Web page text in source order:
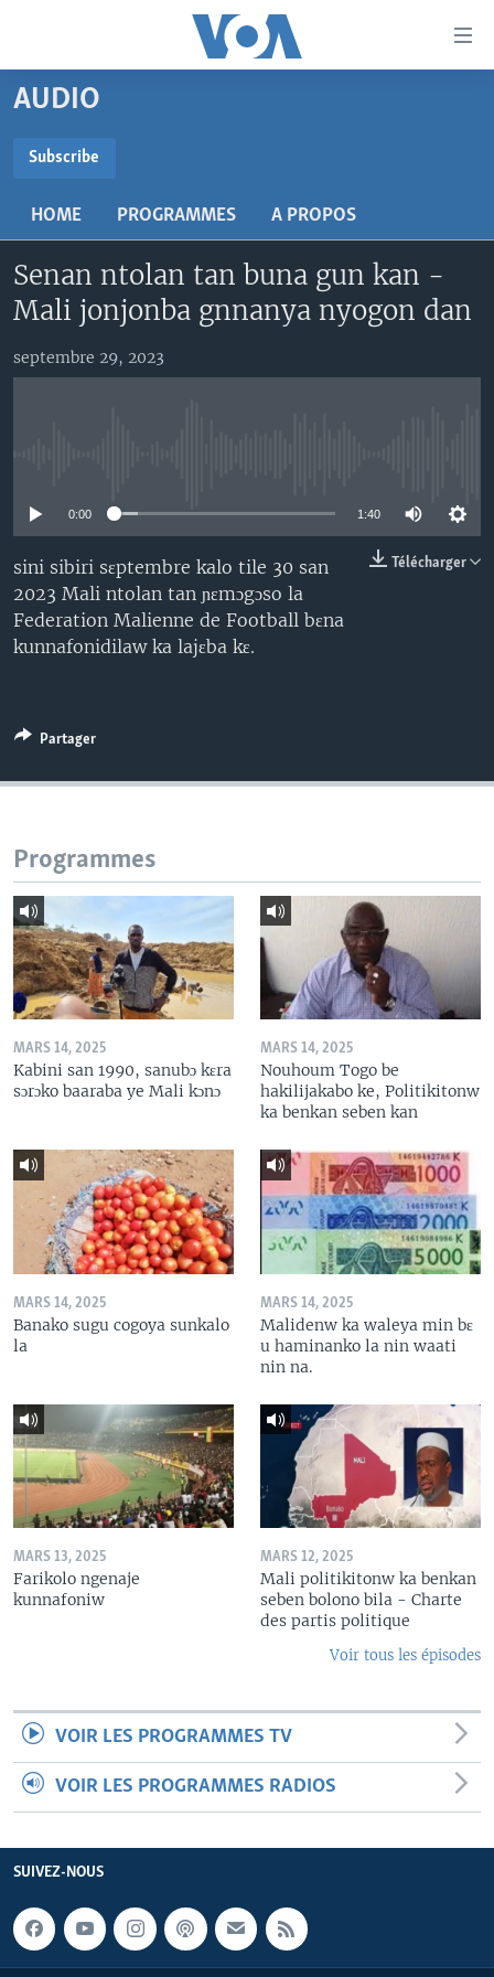
Menu
principal
navigation
principale
Retour
la
recherche
MALI KURA
RADIO
AN BA FO!
FARAFINA FOLI
SUIVEZ-NOUS
AUDIO
Subscribe
HOME PROGRAMMES A PROPOS
Senan ntolan tan buna gun kan -
Mali jonjonba gnnanya nyogon dan
septembre 29, 2023
0:00 1:40
Télécharger
sini sibiri sɛptembre kalo tile 30 san
2023 Mali ntolan tan ɲɛmɔgɔso la
Federation Malienne de Football bɛna
kunnafonidilaw ka lajɛba kɛ.
Partager
Programmes
MARS 14, 2025
Kabini san 1990, sanubɔ kɛra
sɔrɔko baaraba ye Mali kɔnɔ
MARS 14, 2025
Nouhoum Togo be
hakilijakabo ke, Politikitonw
ka benkan seben kan
MARS 14, 2025
Banako sugu cogoya sunkalo
la
MARS 14, 2025
Malidenw ka waleya min bɛ
u haminanko la nin waati
nin na.
MARS 13, 2025
Farikolo ngenaje
kunnafoniw
MARS 12, 2025
Mali politikitonw ka benkan
seben bolono bila - Charte
des partis politique
Voir tous les épisodes
VOIR LES PROGRAMMES TV
VOIR LES PROGRAMMES RADIOS
SUIVEZ-NOUS